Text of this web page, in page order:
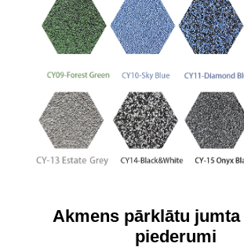
Akmens pārklātu
piederumi